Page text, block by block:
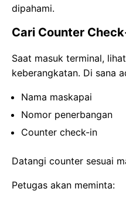
dipahami.
Cari Counter
Saat masuk terminal,
keberangkatan. Di sana
Nama maskapai
Nomor penerbangan
Counter check-in
Datangi counter sesuai
Petugas akan meminta: